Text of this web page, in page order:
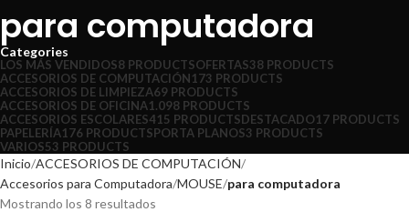
para computadora
Categories
LOS MÁS VENDIDOS8 PRODUCTSOFERTAS38 PRODUCTS
ACCESORIOS DE COMPUTACIÓN173 PRODUCTS
ACCESORIOS DE LIMPIEZA69 PRODUCTS
ACCESORIOS DE OFICINA1.098 PRODUCTS
ACCESORIOS ESCOLARES415 PRODUCTSDESTACADO17 PRODUCTS
PAPELERÍA176 PRODUCTSPORTA PLANOS3 PRODUCTS
VARIOS53 PRODUCTS
Inicio ACCESORIOS DE COMPUTACIÓN
Accesorios para Computadora MOUSE para computadora
Mostrando los 8 resultados